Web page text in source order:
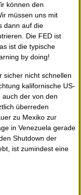
können den
müssen uns mit
dann auf die
Die FED ist
ist die typische
by doing!
sicher nicht schnellen
kalifornische US-
der von den
überreden
zu Mexiko zur
in Venezuela gerade
Shutdown der
ist zumindest eine